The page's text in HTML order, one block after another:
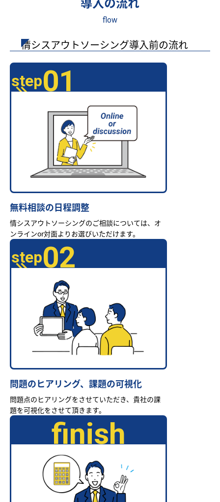
flow
情シスアウトソーシング導入前の流れ
step01
無料相談の日程調整
情シスアウトソーシングのご相談については、オ
ンラインor対面よりお選びいただけます。
step02
問題のヒアリング、課題の可視化
問題点のヒアリングをさせていただき、貴社の課
題を可視化をさせて頂きます。
finish